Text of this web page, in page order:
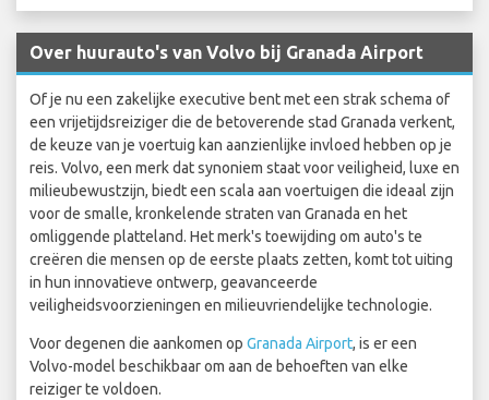
Over huurauto's van Volvo bij Granada Airport
Of je nu een zakelijke executive bent met een strak schema of
een vrijetijdsreiziger die de betoverende stad Granada verkent,
de keuze van je voertuig kan aanzienlijke invloed hebben op je
reis. Volvo, een merk dat synoniem staat voor veiligheid, luxe en
milieubewustzijn, biedt een scala aan voertuigen die ideaal zijn
voor de smalle, kronkelende straten van Granada en het
omliggende platteland. Het merk's toewijding om auto's te
creëren die mensen op de eerste plaats zetten, komt tot uiting
in hun innovatieve ontwerp, geavanceerde
veiligheidsvoorzieningen en milieuvriendelijke technologie.
Voor degenen die aankomen op Granada Airport, is er een
Volvo-model beschikbaar om aan de behoeften van elke
reiziger te voldoen.